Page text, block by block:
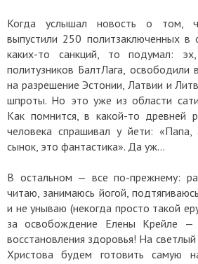
Когда услышал новость о том,
выпустили 250 политзаключенных
каких-то санкций, то подумал:
политузников БалтЛага,
на разрешение Эстонии, Латвии и
шпроты. Но это уже из области
Как помнится, в какой-то древней
человека спрашивал у йети:
сынок, это фантастика». Да уж…
В остальном — все по-прежнему:
читаю, занимаюсь йогой,
и не унываю (некогда просто такой
за освобождение Елены Крейле
восстановления здоровья! На
Христова будем готовить самую